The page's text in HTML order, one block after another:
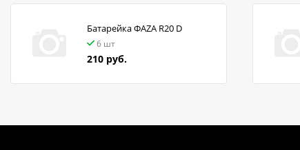
Батарейка ФАZA R20 D
6 шт
210 руб.